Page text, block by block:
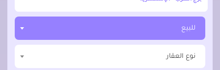
للبيع
نوع العقار